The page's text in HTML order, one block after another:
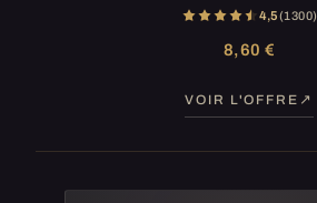
4,5(1 300)
8,60 €
VOIR L'OFFRE